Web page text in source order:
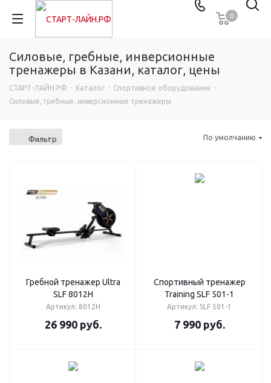
0
Силовые, гребные, инверсионные
тренажеры в Казани, каталог, цены
СТАРТ-ЛАЙН.РФ - Каталог - Спортивное оборудование -
Силовые, гребные, инверсионные тренажеры
Фильтр По умолчанию
Гребной тренажер Ultra
SLF 8012H
Артикул: 8012H
26 990руб.
Cпортивный тренажер
Training SLF 501-1
Артикул: SLF 501-1
7 990руб.